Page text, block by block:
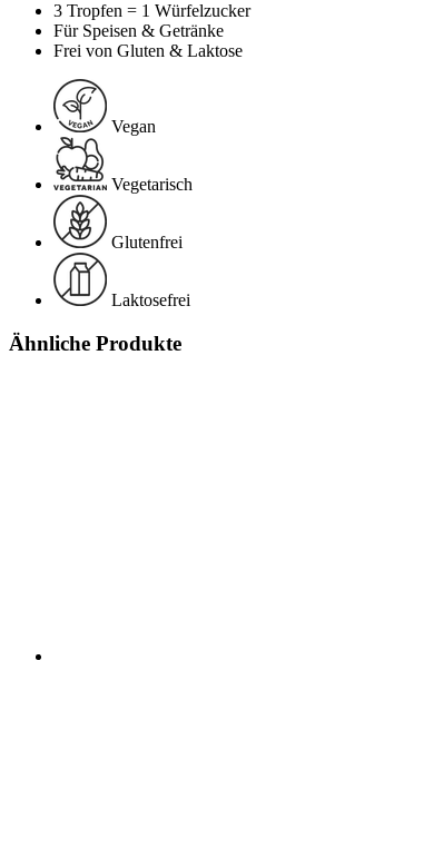
3 Tropfen = 1 Würfelzucker
Für Speisen & Getränke
Frei von Gluten & Laktose
Vegan
Vegetarisch
Glutenfrei
Laktosefrei
Ähnliche Produkte